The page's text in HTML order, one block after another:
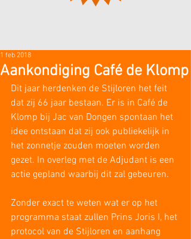
Aankondiging Café de Klomp
1 feb 2018
Dit jaar herdenken de Stijloren het feit
dat zij 66 jaar bestaan. Er is in Café de
Klomp bij Jac van Dongen spontaan het
idee ontstaan dat zij ook publiekelijk in
het zonnetje zouden moeten worden
gezet. In overleg met de Adjudant is een
actie gepland waarbij dit zal gebeuren.
Zonder exact te weten wat er op het
programma staat zullen Prins Joris I, het
protocol van de Stijloren en aanhang